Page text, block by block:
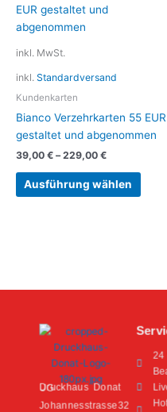
inkl. MwSt.
inkl. Standardversand
Kundenkarten
Bianco Verzehrkarten 55 EUR
gestaltet und abgenommen
39,00 € –229,00 €
Ausführung wählen
24
Druckhaus Donat UG
Johannesstrasse32